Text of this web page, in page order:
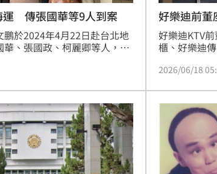
運 傳張國華等9人到案
鵬於2024年4月22日赴台北地
、張國政、柯麗卿等人，提
市調查處兵分10路搜索，傳
好樂迪前
好樂迪KTV
櫃、好樂迪
券交易法內
院18日一審
年，需向公
2026/06/18